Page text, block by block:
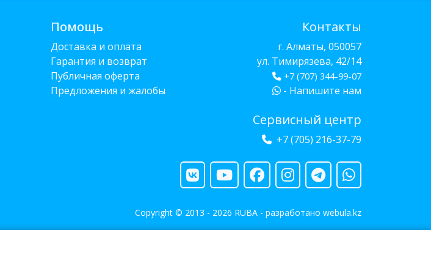
Помощь
Доставка и оплата
Гарантия и возврат
Публичная оферта
Предложения и жалобы
Контакты
г. Алматы, 050057
ул. Тимирязева, 42/14
+7 (707) 344-99-07
- Напишите нам
Сервисный центр
+7 (705) 216-37-79
Copyright © 2013 - 2026 RUBA - разработано webula.kz